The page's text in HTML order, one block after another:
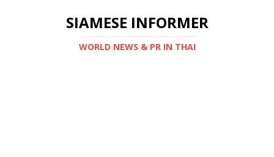
SIAMESE INFORMER
WORLD NEWS & PR IN THAI